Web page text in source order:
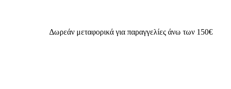
Δωρεάν μεταφορικά για παραγγελίες άνω των 150€